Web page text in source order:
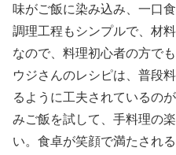
味がご飯に染み込み、一口
調理工程もシンプルで、材
なので、料理初心者の方で
ウジさんのレシピは、普段
るように工夫されているの
みご飯を試して、手料理の
い。食卓が笑顔で満たされ